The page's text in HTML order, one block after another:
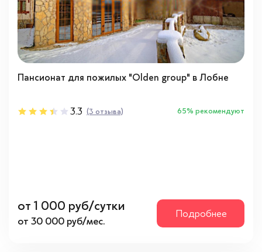
Направления
Север(4)
Адекватное(4)
Инвалид-колясочник
Пансионат для пожилых "Olden group" в Лобне
3.3 (3 отзыва) 65% рекомендуют
от 1 000 руб/сутки
от 30 000 руб/мес.
Подробнее